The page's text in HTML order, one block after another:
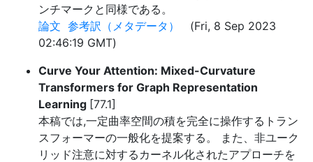
ンチマークと同様である。
論文 参考訳（メタデータ）
(Fri, 8 Sep 2023
02:46:19 GMT)
Curve Your Attention: Mixed-Curvature
Transformers for Graph Representation
Learning [77.1]
本稿では,一定曲率空間の積を完全に操作するトラン
スフォーマーの一般化を提案する。 また、非ユーク
リッド注意に対するカーネル化されたアプローチを